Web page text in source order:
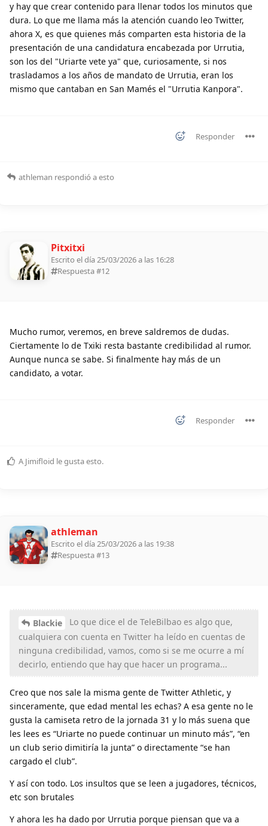
y hay que crear contenido para llenar todos los minutos que
dura. Lo que me llama más la atención cuando leo Twitter,
ahora X, es que quienes más comparten esta historia de la
presentación de una candidatura encabezada por Urrutia,
son los del "Uriarte vete ya" que, curiosamente, si nos
trasladamos a los años de mandato de Urrutia, eran los
mismo que cantaban en San Mamés el "Urrutia Kanpora".
Responder
athleman respondió a esto
Pitxitxi
Escrito el día 25/03/2026 a las 16:28
Respuesta #12
Mucho rumor, veremos, en breve saldremos de dudas.
Ciertamente lo de Txiki resta bastante credibilidad al rumor.
Aunque nunca se sabe. Si finalmente hay más de un
candidato, a votar.
Responder
A Jimifloid le gusta esto.
athleman
Escrito el día 25/03/2026 a las 19:38
Respuesta #13
Blackie
Lo que dice el de TeleBilbao es algo que,
cualquiera con cuenta en Twitter ha leído en cuentas de
ninguna credibilidad, vamos, como si se me ocurre a mí
decirlo, entiendo que hay que hacer un programa...
Creo que nos sale la misma gente de Twitter Athletic, y
sinceramente, que edad mental les echas? A esa gente no le
gusta la camiseta retro de la jornada 31 y lo más suena que
les lees es “Uriarte no puede continuar un minuto más”, “en
un club serio dimitiría la junta” o directamente “se han
cargado el club”.
Y así con todo. Los insultos que se leen a jugadores, técnicos,
etc son brutales
Y ahora les ha dado por Urrutia porque piensan que va a